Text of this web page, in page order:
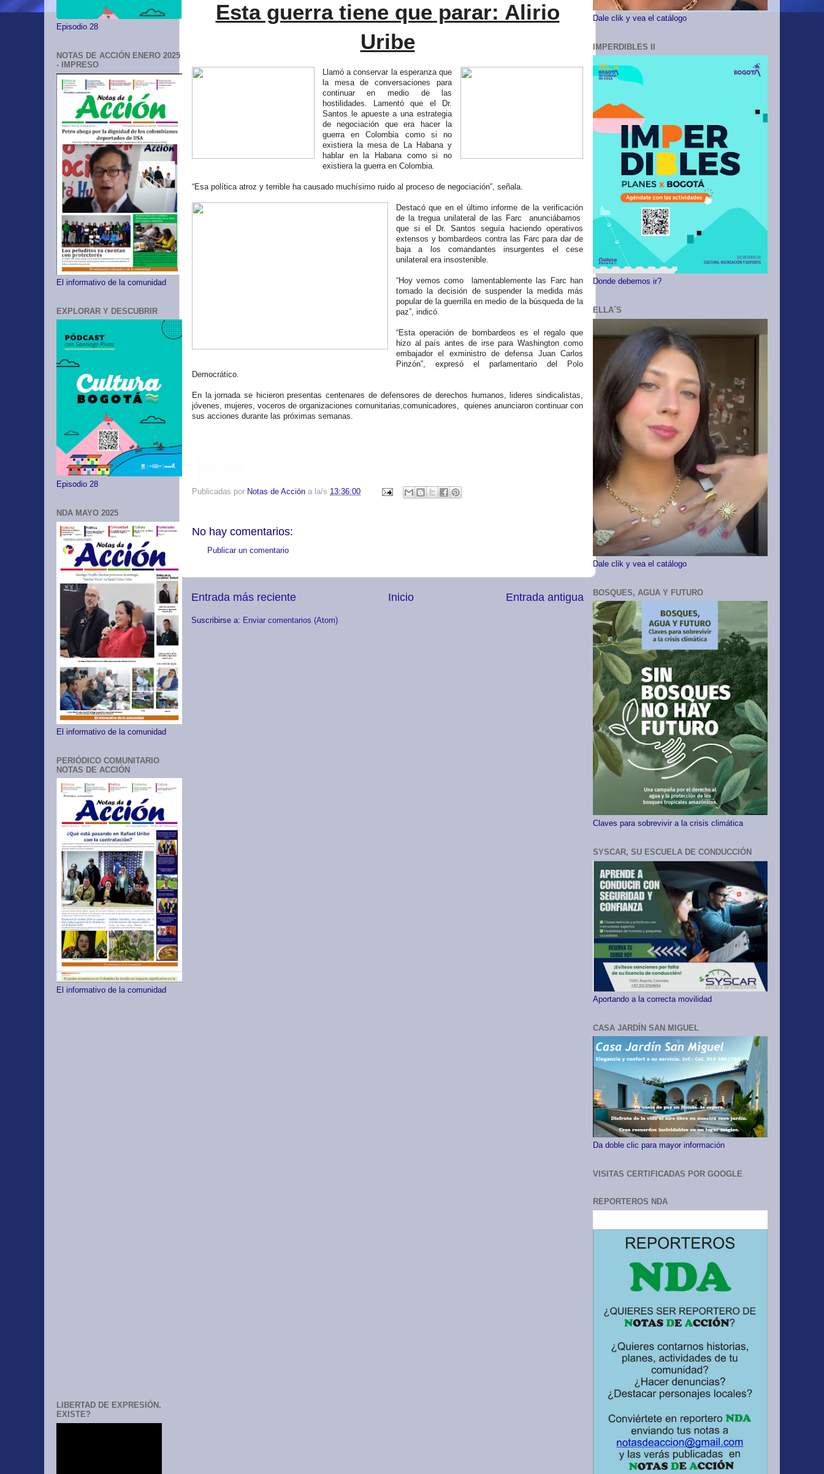
Esta guerra tiene que parar: Alirio
Uribe
Llamó a conservar la esperanza que
la mesa de conversaciones para
continuar en medio de las
hostilidades. Lamentó que el Dr.
Santos le apueste a una estrategia
de negociación que era hacer la
guerra en Colombia como si no
existiera la mesa de La Habana y
hablar en la Habana como si no
existiera la guerra en Colombia.
“Esa política atroz y terrible ha causado muchísimo ruido al proceso de negociación”, señala.
Destacó que en el último informe de la verificación
de la tregua unilateral de las Farc anunciábamos
que si el Dr. Santos seguía haciendo operativos
extensos y bombardeos contra las Farc para dar de
baja a los comandantes insurgentes el cese
unilateral era insostenible.
“Hoy vemos como lamentablemente las Farc han
tomado la decisión de suspender la medida más
popular de la guerrilla en medio de la búsqueda de la
paz”, indicó.
“Esta operación de bombardeos es el regalo que
hizo al país antes de irse para Washington como
embajador el exministro de defensa Juan Carlos
Pinzón”, expresó el parlamentario del Polo
Democrático.
En la jornada se hicieron presentas centenares de defensores de derechos humanos, lideres sindicalistas,
jóvenes, mujeres, voceros de organizaciones comunitarias,comunicadores, quienes anunciaron continuar con
sus acciones durante las próximas semanas.
Publicadas por Notas de Acción a la/s 13:36:00
No hay comentarios:
Publicar un comentario
Entrada más reciente Entrada antigua
Inicio
Suscribirse a: Enviar comentarios (Atom)
Episodio 28
NOTAS DE ACCIÓN ENERO 2025
- IMPRESO
El informativo de la comunidad
EXPLORAR Y DESCUBRIR
Episodio 28
NDA MAYO 2025
El informativo de la comunidad
PERIÓDICO COMUNITARIO
NOTAS DE ACCIÓN
El informativo de la comunidad
LIBERTAD DE EXPRESIÓN.
EXISTE?
Dale clik y vea el catálogo
IMPERDIBLES II
Donde debemos ir?
ELLA´S
Dale clik y vea el catálogo
BOSQUES, AGUA Y FUTURO
Claves para sobrevivir a la crisis climática
SYSCAR, SU ESCUELA DE CONDUCCIÓN
Aportando a la correcta movilidad
CASA JARDÍN SAN MIGUEL
Da doble clic para mayor información
VISITAS CERTIFICADAS POR GOOGLE
REPORTEROS NDA